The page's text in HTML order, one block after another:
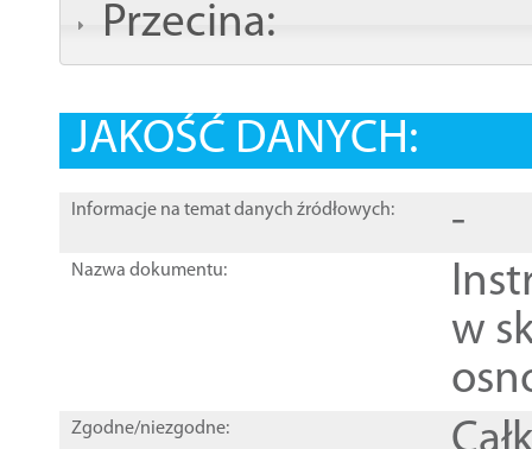
Przecina:
JAKOŚĆ DANYCH:
Informacje na temat danych źródłowych: -
Nazwa dokumentu:
w
Zgodne/niezgodne: